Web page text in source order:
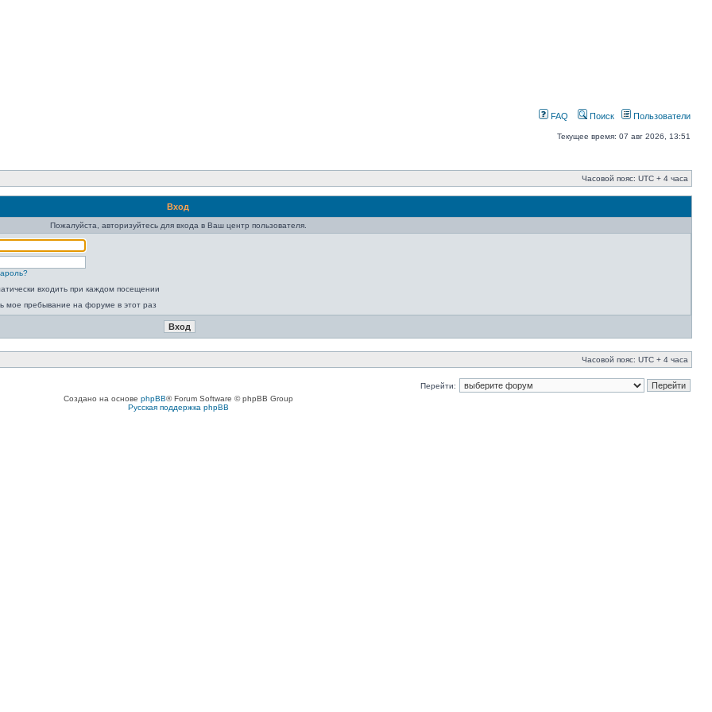
FAQ Поиск Пользователи
Текущее время: 07 авг 2026, 13:51
Часовой пояс: UTC + 4 часа
Вход
Пожалуйста, авторизуйтесь для входа в Ваш центр пользователя.
входить при каждом посещении
мое пребывание на форуме в этот раз
Часовой пояс: UTC + 4 часа
Перейти:
Создано на основе phpBB® Forum Software © phpBB Group
Русская поддержка phpBB